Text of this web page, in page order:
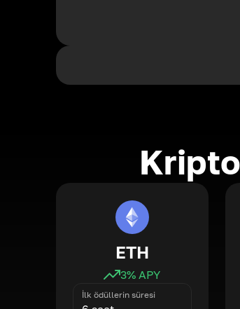
ETH
3% APY
İlk ödüllerin süresi